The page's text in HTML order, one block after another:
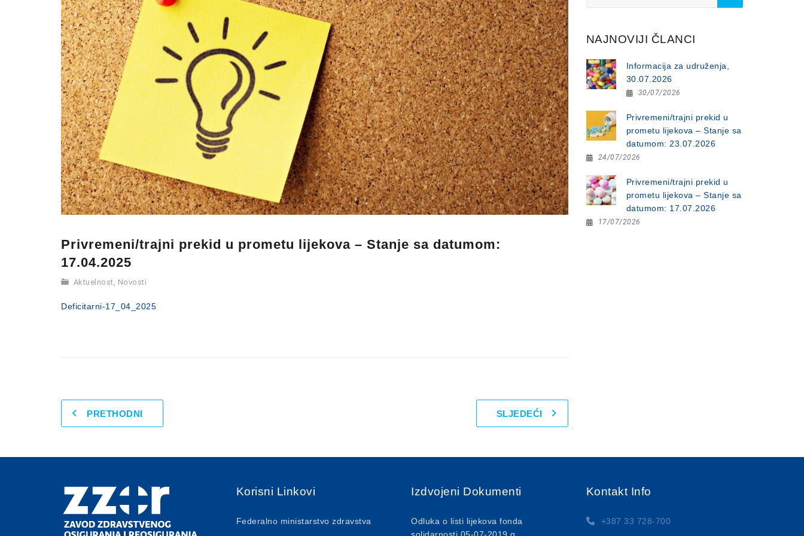
Privremeni/trajni prekid u prometu lijekova – Stanje sa datumom:
17.04.2025
Aktuelnost, Novosti
Deficitarni-17_04_2025
PRETHODNI SLJEDEĆI
NAJNOVIJI ČLANCI
Informacija za udruženja,
30.07.2026
30/07/2026
Privremeni/trajni prekid u
prometu lijekova – Stanje sa
datumom: 23.07.2026
24/07/2026
Privremeni/trajni prekid u
prometu lijekova – Stanje sa
datumom: 17.07.2026
17/07/2026
Korisni Linkovi
Federalno ministarstvo zdravstva
Izdvojeni Dokumenti
Odluka o listi lijekova fonda
Kontakt Info
+387 33 728-700